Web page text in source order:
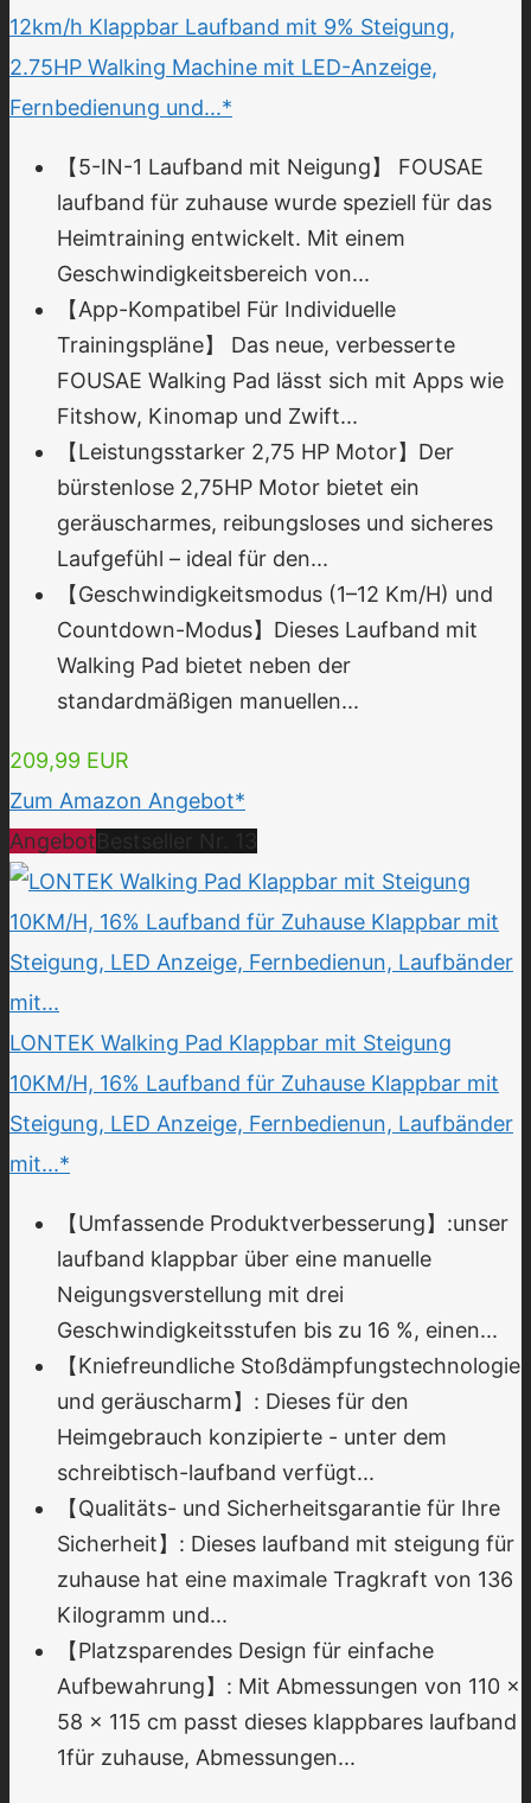
12km/h Klappbar Laufband mit 9% Steigung,
2.75HP Walking Machine mit LED-Anzeige,
Fernbedienung und...*
【5-IN-1 Laufband mit Neigung】 FOUSAE
laufband für zuhause wurde speziell für das
Heimtraining entwickelt. Mit einem
Geschwindigkeitsbereich von...
【App-Kompatibel Für Individuelle
Trainingspläne】 Das neue, verbesserte
FOUSAE Walking Pad lässt sich mit Apps wie
Fitshow, Kinomap und Zwift...
【Leistungsstarker 2,75 HP Motor】Der
bürstenlose 2,75HP Motor bietet ein
geräuscharmes, reibungsloses und sicheres
Laufgefühl – ideal für den...
【Geschwindigkeitsmodus (1–12 Km/H) und
Countdown-Modus】Dieses Laufband mit
Walking Pad bietet neben der
standardmäßigen manuellen...
209,99 EUR
Zum Amazon Angebot*
Angebot
LONTEK Walking Pad Klappbar mit Steigung
10KM/H, 16% Laufband für Zuhause Klappbar mit
Steigung, LED Anzeige, Fernbedienun, Laufbänder
mit...*
【Umfassende Produktverbesserung】:unser
laufband klappbar über eine manuelle
Neigungsverstellung mit drei
Geschwindigkeitsstufen bis zu 16 %, einen...
【Kniefreundliche Stoßdämpfungstechnologie
und geräuscharm】: Dieses für den
Heimgebrauch konzipierte - unter dem
schreibtisch-laufband verfügt...
【Qualitäts- und Sicherheitsgarantie für Ihre
Sicherheit】: Dieses laufband mit steigung für
zuhause hat eine maximale Tragkraft von 136
Kilogramm und...
【Platzsparendes Design für einfache
Aufbewahrung】: Mit Abmessungen von 110 x
58 x 115 cm passt dieses klappbares laufband
1für zuhause, Abmessungen...